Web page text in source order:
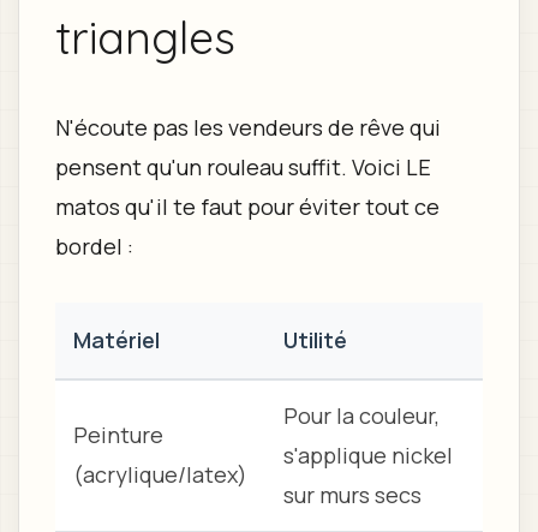
triangles
N'écoute pas les vendeurs de rêve qui
pensent qu'un rouleau suffit. Voici LE
matos qu'il te faut pour éviter tout ce
bordel :
Matériel Utilité
Peinture
(acrylique/latex)
Pour la couleur,
s'applique nickel
sur murs secs